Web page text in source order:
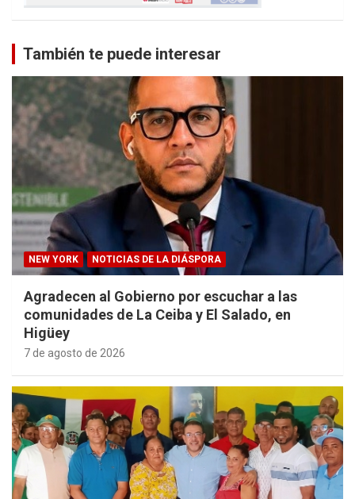
También te puede interesar
NEW YORK NOTICIAS DE LA DIÁSPORA
Agradecen al Gobierno por escuchar a las
comunidades de La Ceiba y El Salado, en
Higüey
7 de agosto de 2026